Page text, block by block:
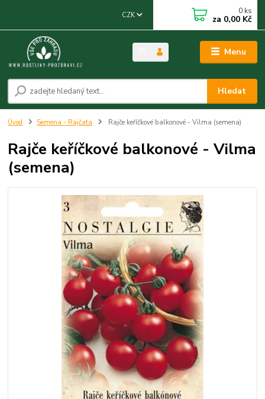
Menu
CZK
Hledat
0 ks
za 0,00 Kč
Úvod Semena - Rajčata Rajče keříčkové balkonové - Vilma (semena)
Rajče keříčkové balkonové - Vilma
(semena)